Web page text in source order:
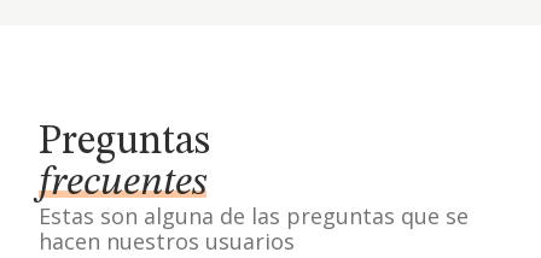
Preguntas
frecuentes
Estas son alguna de las preguntas que se
hacen nuestros usuarios